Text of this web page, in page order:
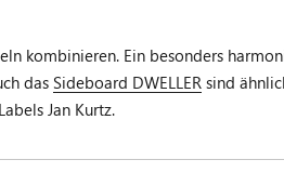
kombinieren. Ein besonders
das Sideboard DWELLER sind
Jan Kurtz.